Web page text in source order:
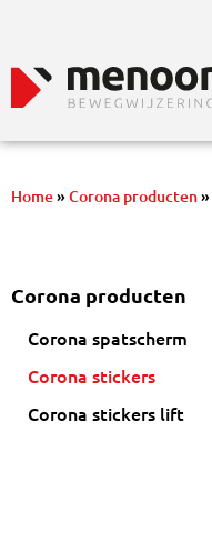
Home» Corona producten»
Corona producten
Corona spatscherm
Corona stickers
Corona stickers lift